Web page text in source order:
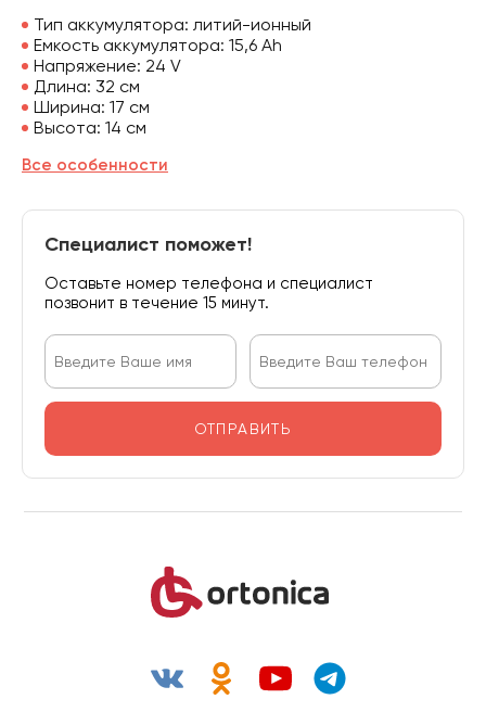
Тип аккумулятора: литий-ионный
Емкость аккумулятора: 15,6 Аh
Напряжение: 24 V
Длина: 32 см
Ширина: 17 см
Высота: 14 см
Все особенности
Специалист поможет!
Оставьте номер телефона и специалист
позвонит в течение 15 минут.
ОТПРАВИТЬ